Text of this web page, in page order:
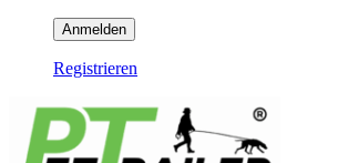
Registrieren
Facebook
YouTube
Instagram